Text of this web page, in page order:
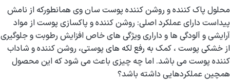
محلول پاک کننده و روشن کننده پوست سان وی همانطورکه از نامش
پیداست دارای عملکرد اصلی: روشن کننده و پاکسازی پوست از مواد
آرایشی و آلودگی ها و داراری ویژگی های خاص افزایش رطوبت و جلوگیری
از خشکی پوست ، کمک به رفع لکه های پوستی، روشن کننده و شاداب
کننده پوست می باشد. اما چه چیزی باعث می شود که این محصول
همچین عملکردهایی داشته باشد؟